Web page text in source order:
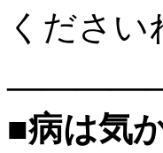
くださ
■病は気